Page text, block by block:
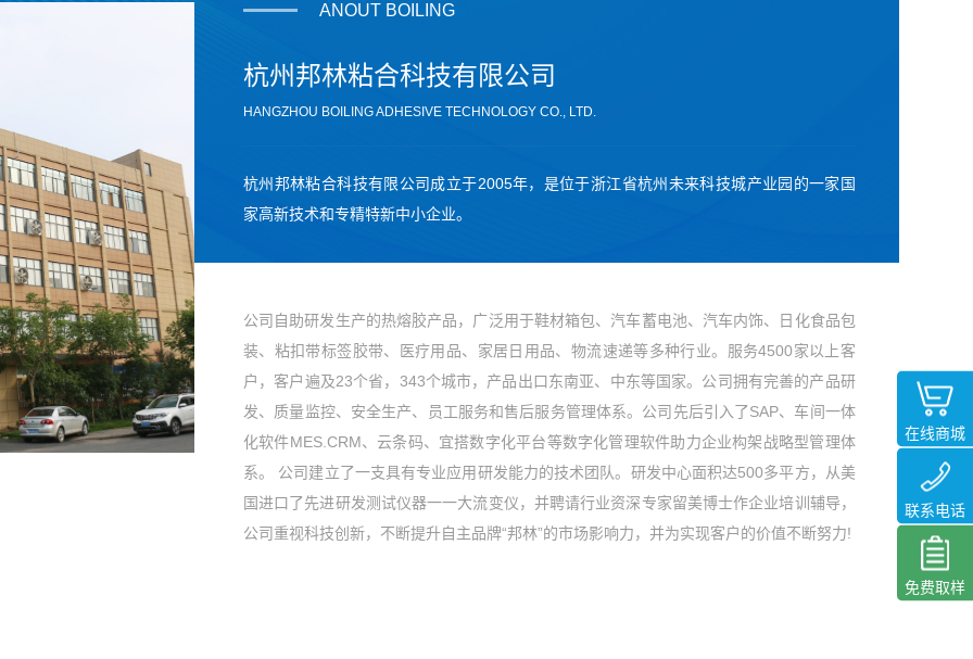
在线商城
联系电话
免费取样
ANOUT BOILING
杭州邦林粘合科技有限公司
HANGZHOU BOILING ADHESIVE TECHNOLOGY CO., LTD.
杭州邦林粘合科技有限公司成立于2005年，是位于浙江省杭州未来科技城产业园的一家国
家高新技术和专精特新中小企业。
公司自助研发生产的热熔胶产品，广泛用于鞋材箱包、汽车蓄电池、汽车内饰、日化食品包
装、粘扣带标签胶带、医疗用品、家居日用品、物流速递等多种行业。服务4500家以上客
户，客户遍及23个省，343个城市，产品出口东南亚、中东等国家。公司拥有完善的产品研
发、质量监控、安全生产、员工服务和售后服务管理体系。公司先后引入了SAP、车间一体
化软件MES.CRM、云条码、宜搭数字化平台等数字化管理软件助力企业构架战略型管理体
系。 公司建立了一支具有专业应用研发能力的技术团队。研发中心面积达500多平方，从美
国进口了先进研发测试仪器一一大流变仪，并聘请行业资深专家留美博士作企业培训辅导，
公司重视科技创新，不断提升自主品牌“邦林”的市场影响力，并为实现客户的价值不断努力!